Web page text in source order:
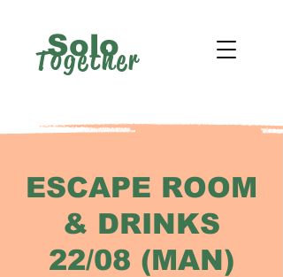
Together
Solo
ESCAPE ROOM
& DRINKS
22/08 (MAN)